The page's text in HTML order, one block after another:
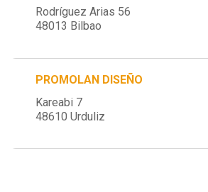
Rodríguez Arias 56
48013 Bilbao
PROMOLAN DISEÑO
Kareabi 7
48610 Urduliz